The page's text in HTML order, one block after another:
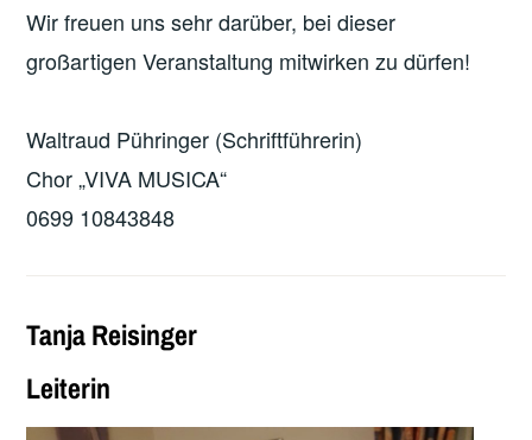
Wir freuen uns sehr darüber, bei dieser
großartigen Veranstaltung mitwirken zu dürfen!
Waltraud Pühringer (Schriftführerin)
Chor „VIVA MUSICA“
0699 10843848
Tanja Reisinger
Leiterin